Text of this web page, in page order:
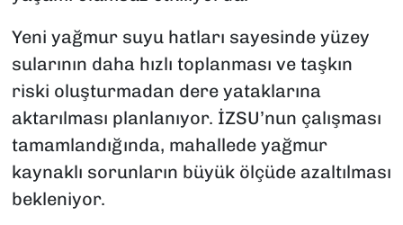
Yeni yağmur suyu hatları sayesinde yüzey
sularının daha hızlı toplanması ve taşkın
riski oluşturmadan dere yataklarına
aktarılması planlanıyor. İZSU’nun çalışması
tamamlandığında, mahallede yağmur
kaynaklı sorunların büyük ölçüde azaltılması
bekleniyor.